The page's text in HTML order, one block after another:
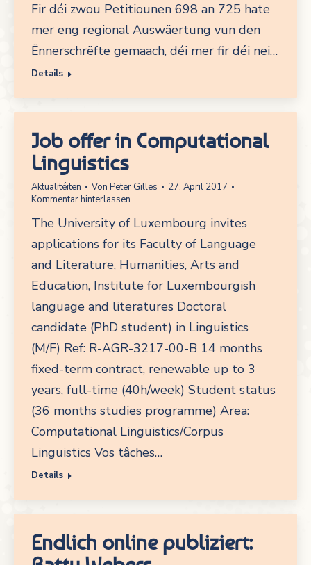
Fir déi zwou Petitiounen 698 an 725 hate
mer eng regional Auswäertung vun den
Ënnerschrëfte gemaach, déi mer fir déi nei…
Details
Job offer in Computational
Linguistics
Aktualitéiten Von Peter Gilles
27. April 2017
Kommentar hinterlassen
The University of Luxembourg invites
applications for its Faculty of Language
and Literature, Humanities, Arts and
Education, Institute for Luxembourgish
language and literatures Doctoral
candidate (PhD student) in Linguistics
(M/F) Ref: R-AGR-3217-00-B 14 months
fixed-term contract, renewable up to 3
years, full-time (40h/week) Student status
(36 months studies programme) Area:
Computational Linguistics/Corpus
Linguistics Vos tâches…
Details
Endlich online publiziert: